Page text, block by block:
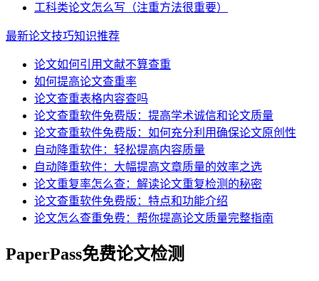
工科类论文怎么写（注重方法很重要）
最新论文技巧知识推荐
论文如何引用文献不算查重
如何提高论文查重率
论文查重表格内容查吗
论文查重软件免费版：提高学术诚信和论文质量
论文查重软件免费版：如何充分利用确保论文原创性
自动降重软件：轻松提高内容质量
自动降重软件：大幅提高文章质量的效率之选
论文重复率怎么查：解读论文重复检测的秘密
论文查重软件免费版：特点和功能介绍
论文怎么查重免费：帮你提高论文质量完整指南
PaperPass免费论文检测